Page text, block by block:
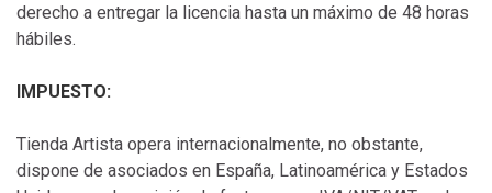
derecho a entregar la licencia hasta un máximo de 48 horas
hábiles.
IMPUESTO:
Tienda Artista opera internacionalmente, no obstante,
dispone de asociados en España, Latinoamérica y Estados